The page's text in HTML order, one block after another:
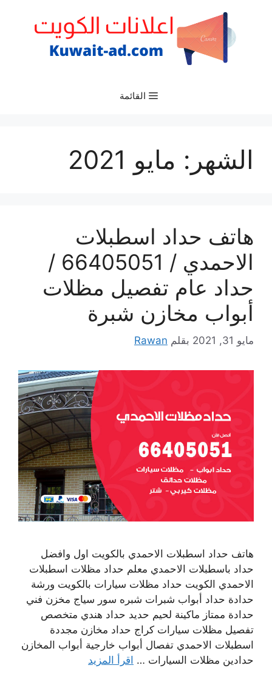
القائمة
الشهر: مايو 2021
هاتف حداد اسطبلات
الاحمدي / 66405051 /
حداد عام تفصيل مظلات
أبواب مخازن شبرة
مايو 31, 2021 بقلم Rawan
هاتف حداد اسطبلات الاحمدي بالكويت اول وافضل
حداد باسطبلات الاحمدي معلم حداد مظلات اسطبلات
الاحمدي الكويت حداد مظلات سيارات بالكويت ورشة
حدادة حداد أبواب شبرات شبره سور سياج مخزن فني
حدادة ممتاز ماكينة لحيم حديد حداد هندي متخصص
تفصيل مظلات سيارات كراج حداد مخازن مجددة
اسطبلات الاحمدي تفصال أبواب خارجية أبواب المخازن
حدادين مظلات السيارات … اقرأ المزيد